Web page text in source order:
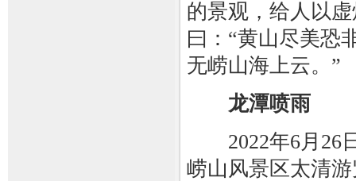
的景观，给人以
曰：“黄山尽美恐
无崂山海上云。”
龙潭喷雨
2022年6月26日
崂山风景区太清